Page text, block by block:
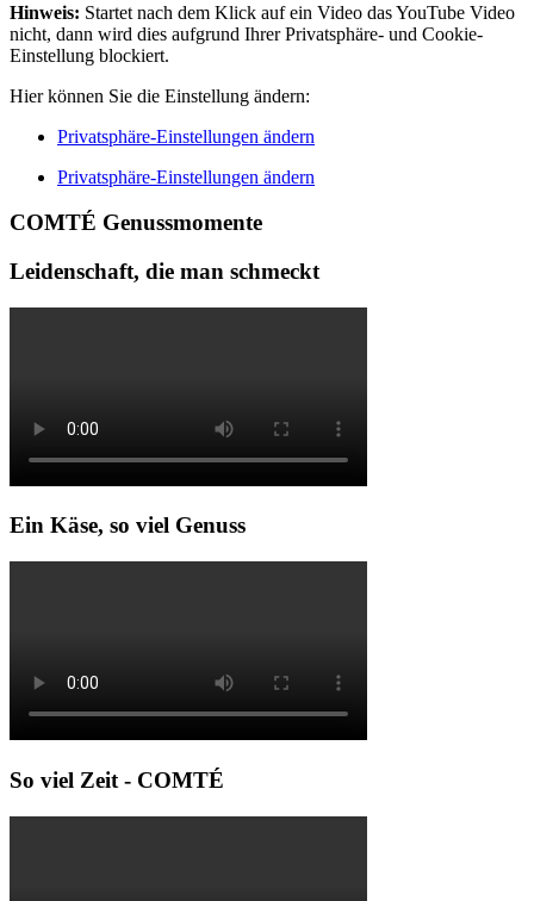
Hinweis: Startet nach dem Klick auf ein Video das YouTube Video
nicht, dann wird dies aufgrund Ihrer Privatsphäre- und Cookie-
Einstellung blockiert.
Hier können Sie die Einstellung ändern:
Privatsphäre-Einstellungen ändern
Privatsphäre-Einstellungen ändern
COMTÉ Genussmomente
Leidenschaft, die man schmeckt
Ein Käse, so viel Genuss
So viel Zeit - COMTÉ